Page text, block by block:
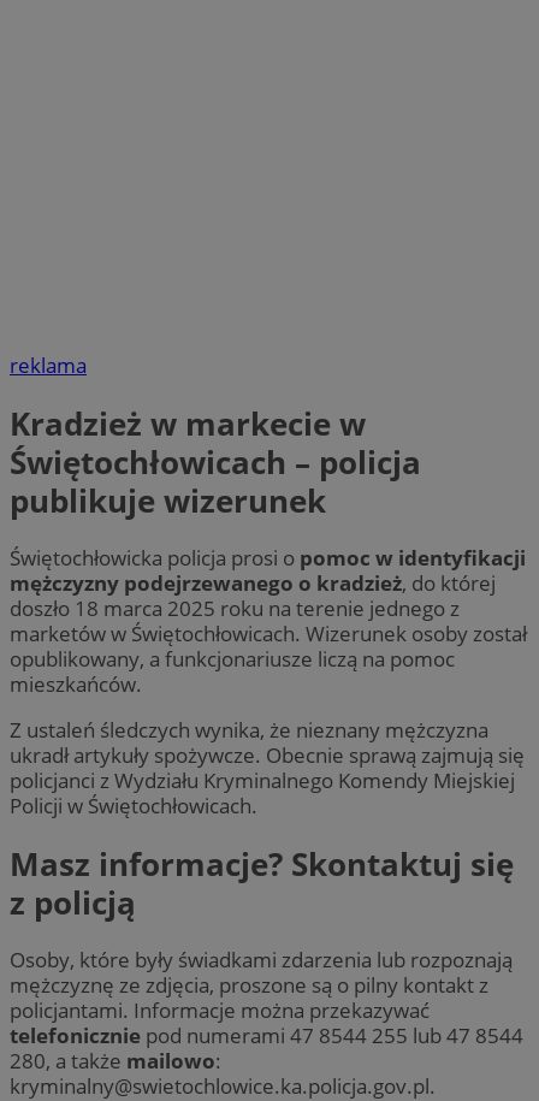
reklama
Kradzież w markecie w
Świętochłowicach – policja
publikuje wizerunek
Świętochłowicka policja prosi o pomoc w identyfikacji
mężczyzny podejrzewanego o kradzież, do której
doszło 18 marca 2025 roku na terenie jednego z
marketów w Świętochłowicach. Wizerunek osoby został
opublikowany, a funkcjonariusze liczą na pomoc
mieszkańców.
Z ustaleń śledczych wynika, że nieznany mężczyzna
ukradł artykuły spożywcze. Obecnie sprawą zajmują się
policjanci z Wydziału Kryminalnego Komendy Miejskiej
Policji w Świętochłowicach.
Masz informacje? Skontaktuj się
z policją
Osoby, które były świadkami zdarzenia lub rozpoznają
mężczyznę ze zdjęcia, proszone są o pilny kontakt z
policjantami. Informacje można przekazywać
telefonicznie pod numerami 47 8544 255 lub 47 8544
280, a także mailowo:
kryminalny@swietochlowice.ka.policja.gov.pl.